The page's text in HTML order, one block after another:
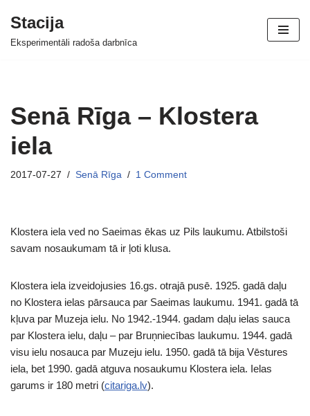
Skip
Stacija
Eksperimentāli radoša darbnīca
Senā Rīga – Klostera
iela
2017-07-27 Senā Rīga 1 Comment
Klostera iela ved no Saeimas ēkas uz Pils laukumu. Atbilstoši
savam nosaukumam tā ir ļoti klusa.
Klostera iela izveidojusies 16.gs. otrajā pusē. 1925. gadā daļu
no Klostera ielas pārsauca par Saeimas laukumu. 1941. gadā tā
kļuva par Muzeja ielu. No 1942.-1944. gadam daļu ielas sauca
par Klostera ielu, daļu – par Bruņniecības laukumu. 1944. gadā
visu ielu nosauca par Muzeju ielu. 1950. gadā tā bija Vēstures
iela, bet 1990. gadā atguva nosaukumu Klostera iela. Ielas
garums ir 180 metri (citariga.lv).